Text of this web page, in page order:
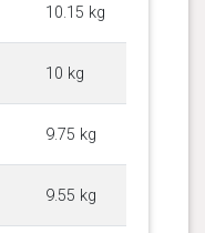
10.15 kg
10 kg
9.75 kg
9.55 kg